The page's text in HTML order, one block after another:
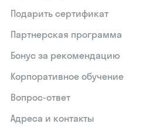
Подарить сертификат
Партнерская программа
Бонус за рекомендацию
Корпоративное обучение
Вопрос-ответ
Адреса и контакты